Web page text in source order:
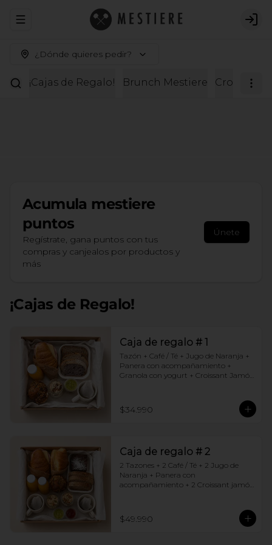
Abrir menu de navegación
¿Dónde quieres pedir?
¡Cajas de Regalo! Brunch Mestiere
Acumula mestiere
puntos
Regístrate, gana puntos con tus
compras y canjealos por productos y
más
Únete
¡Cajas de Regalo!
Caja de regalo # 1
Tazón + Café / Té + Jugo de Naranja +
Panera con acompañamiento +
Granola con yogurt + Croissant Jamón
$34.990
Caja de regalo # 2
2 Tazones + 2 Café / Té + 2 Jugo de
Naranja + Panera con
acompañamiento + 2 Croissant jamón
$49.990